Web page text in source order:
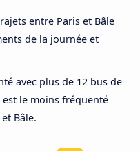
entre Paris et Bâle
de la journée et
avec plus de 12 bus de
est le moins fréquenté
Bâle.